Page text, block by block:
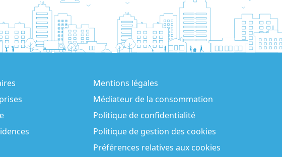
Mentions légales
Médiateur de la consommation
Politique de confidentialité
Politique de gestion des cookies
Préférences relatives aux cookies